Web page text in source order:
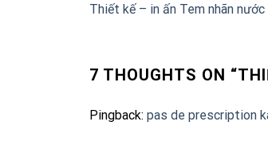
Thiết kế – in ấn Tem nhãn nước
7 THOUGHTS ON “
Pingback: pas de prescription